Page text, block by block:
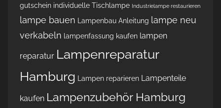
gutschein individuelle Tischlampe Industrielampe restaurieren
lampe bauen Lampenbau Anleitung lampe neu
verkabeln lampenfassung kaufen lampen
reparatur Lampenreparatur
Hamburg Lampen reparieren Lampenteile
kaufen Lampenzubehör Hamburg